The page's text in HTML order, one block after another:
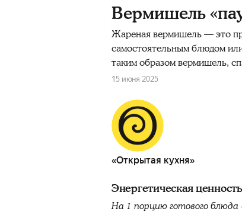
Вермишель
Жареная вермишель — это
самостоятельным блюдом
таким образом вермишель,
15 июня 2025
«Открытая кухня»
Энергетическая
На 1 порцию готового